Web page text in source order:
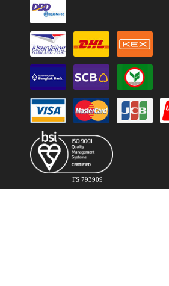
FS 793909